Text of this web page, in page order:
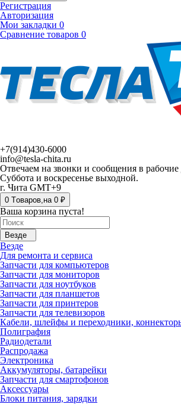
Регистрация
Авторизация
Мои закладки 0
Сравнение товаров 0
+7(914)430-6000
info@tesla-chita.ru
Отвечаем на звонки и сообщения в рабочие
Суббота и воскресенье выходной.
г. Чита GMT+9
0 Tоваров,на 0 ₽
Ваша корзина пуста!
Везде
Везде
Для ремонта и сервиса
Запчасти для компьютеров
Запчасти для мониторов
Запчасти для ноутбуков
Запчасти для планшетов
Запчасти для принтеров
Запчасти для телевизоров
Кабели, шлейфы и переходники,
Полиграфия
Радиодетали
Распродажа
Электроника
Аккумуляторы, батарейки
Запчасти для смартофонов
Аксессуары
Блоки питания, зарядки